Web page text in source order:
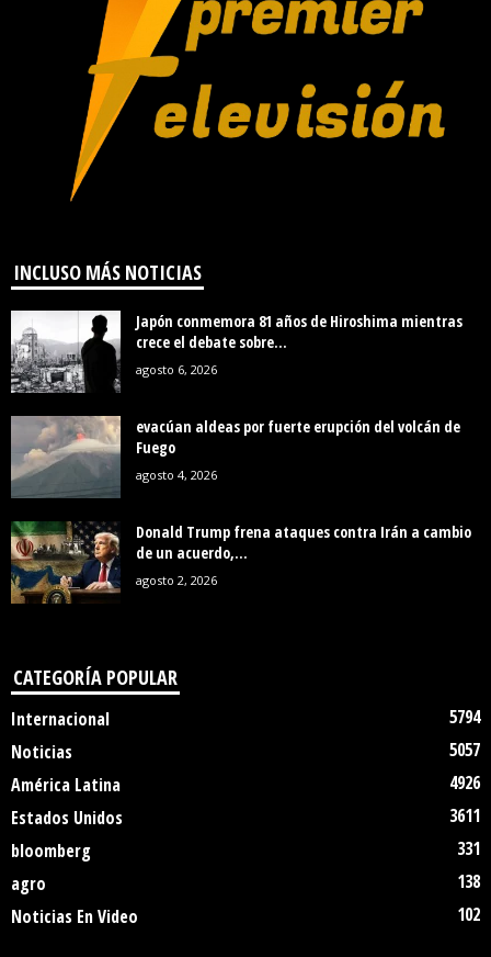
INCLUSO MÁS NOTICIAS
Japón conmemora 81 años de Hiroshima mientras
crece el debate sobre...
agosto 6, 2026
evacúan aldeas por fuerte erupción del volcán de
Fuego
agosto 4, 2026
Donald Trump frena ataques contra Irán a cambio
de un acuerdo,...
agosto 2, 2026
CATEGORÍA POPULAR
Internacional
5794
Noticias
5057
América Latina
4926
Estados Unidos
3611
bloomberg
331
agro
138
Noticias En Video
102